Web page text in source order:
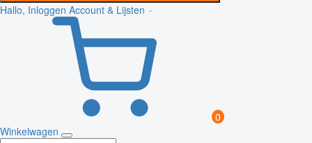
Hallo, Inloggen Account & Lijsten
0
Winkelwagen